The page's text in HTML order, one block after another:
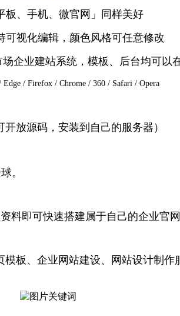
板、手机、微官网」同样美好
可视化编辑，颜色风格可任意修改
场企业建站系统，模板、后台均可以
/ Firefox / Chrome / 360 / Safari / Opera
放源码，安装到自己的服务器）
。
料即可快速搭建属于自己的企业官网
板、企业网站建设、网站设计制